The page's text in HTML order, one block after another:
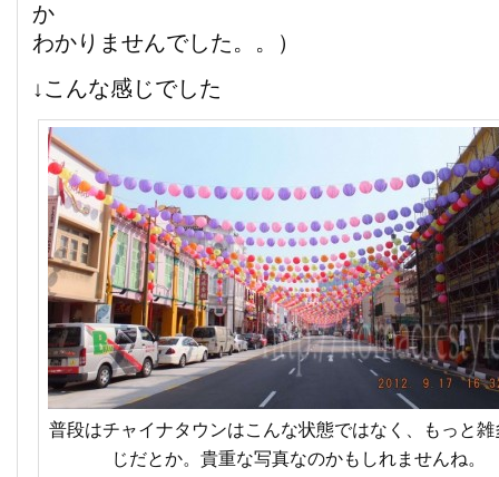
か
わかりませんでした。。）
↓こんな感じでした
普段はチャイナタウンはこんな状態ではなく、もっと雑
じだとか。貴重な写真なのかもしれませんね。